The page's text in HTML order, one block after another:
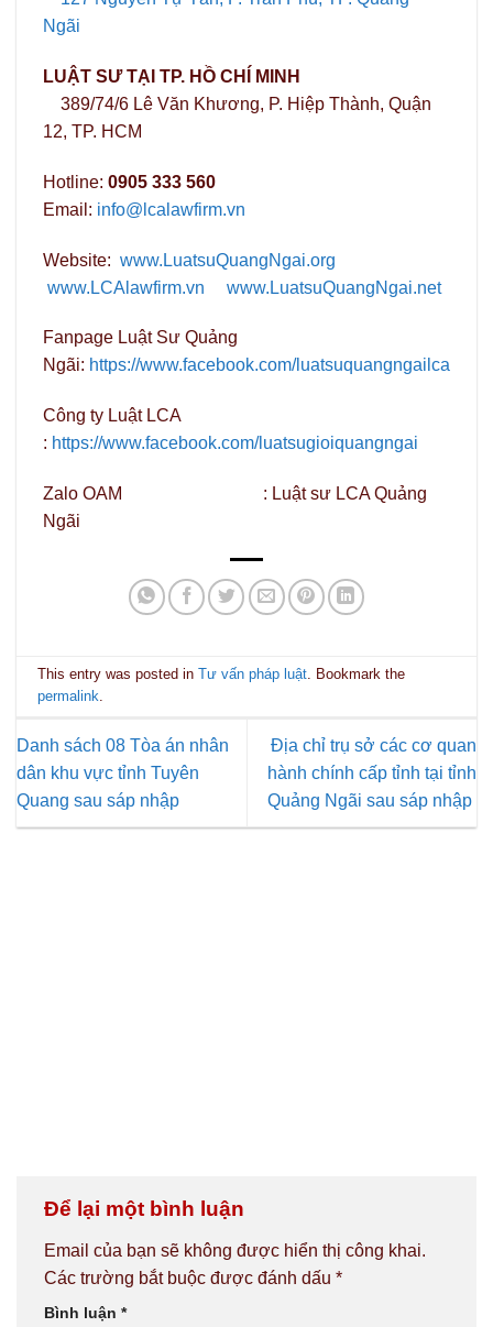
Ngãi
LUẬT SƯ TẠI TP. HỒ CHÍ MINH
389/74/6 Lê Văn Khương, P. Hiệp Thành, Quận
12, TP. HCM
Hotline: 0905 333 560
Email: info@lcalawfirm.vn
Website: www.LuatsuQuangNgai.org
www.LCAlawfirm.vn
www.LuatsuQuangNgai.net
Fanpage Luật Sư Quảng
Ngãi: https://www.facebook.com/luatsuquangngailca
Công ty Luật LCA
: https://www.facebook.com/luatsugioiquangngai
Zalo OAM : Luật sư LCA Quảng
Ngãi
This entry was posted inTư vấn pháp luật. Bookmark the
permalink.
Danh sách 08 Tòa án nhân
dân khu vực tỉnh Tuyên
Quang sau sáp nhập
Địa chỉ trụ sở các cơ quan
hành chính cấp tỉnh tại tỉnh
Quảng Ngãi sau sáp nhập
Để lại một bình luận
Email của bạn sẽ không được hiển thị công khai.
Các trường bắt buộc được đánh dấu *
Bình luận *